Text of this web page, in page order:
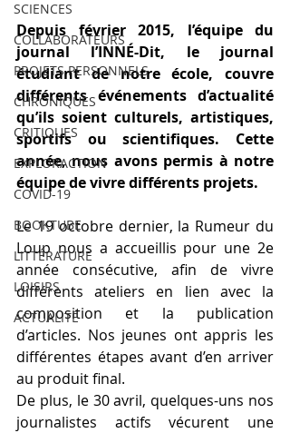
SCIENCES
COLLABORATEURS
PROJETS PERSONNELS
CHRONIQUES
CRITIQUES
EXPLORACTION
COVID-19
BOOKTUBE
LITTÉRATURE
LOISIRS
ACTUALITÉ
Depuis février 2015, l’équipe du
journal l’INNÉ-Dit, le journal
étudiant de notre école, couvre
différents événements d’actualité
qu’ils soient culturels, artistiques,
sportifs ou scientifiques. Cette
année, nous avons permis à notre
équipe de vivre différents projets.
Le 19 octobre dernier, la Rumeur du
Loup nous a accueillis pour une 2e
année consécutive, afin de vivre
différents ateliers en lien avec la
composition et la publication
d’articles. Nos jeunes ont appris les
différentes étapes avant d’en arriver
au produit final.
De plus, le 30 avril, quelques-uns nos
journalistes actifs vécurent une